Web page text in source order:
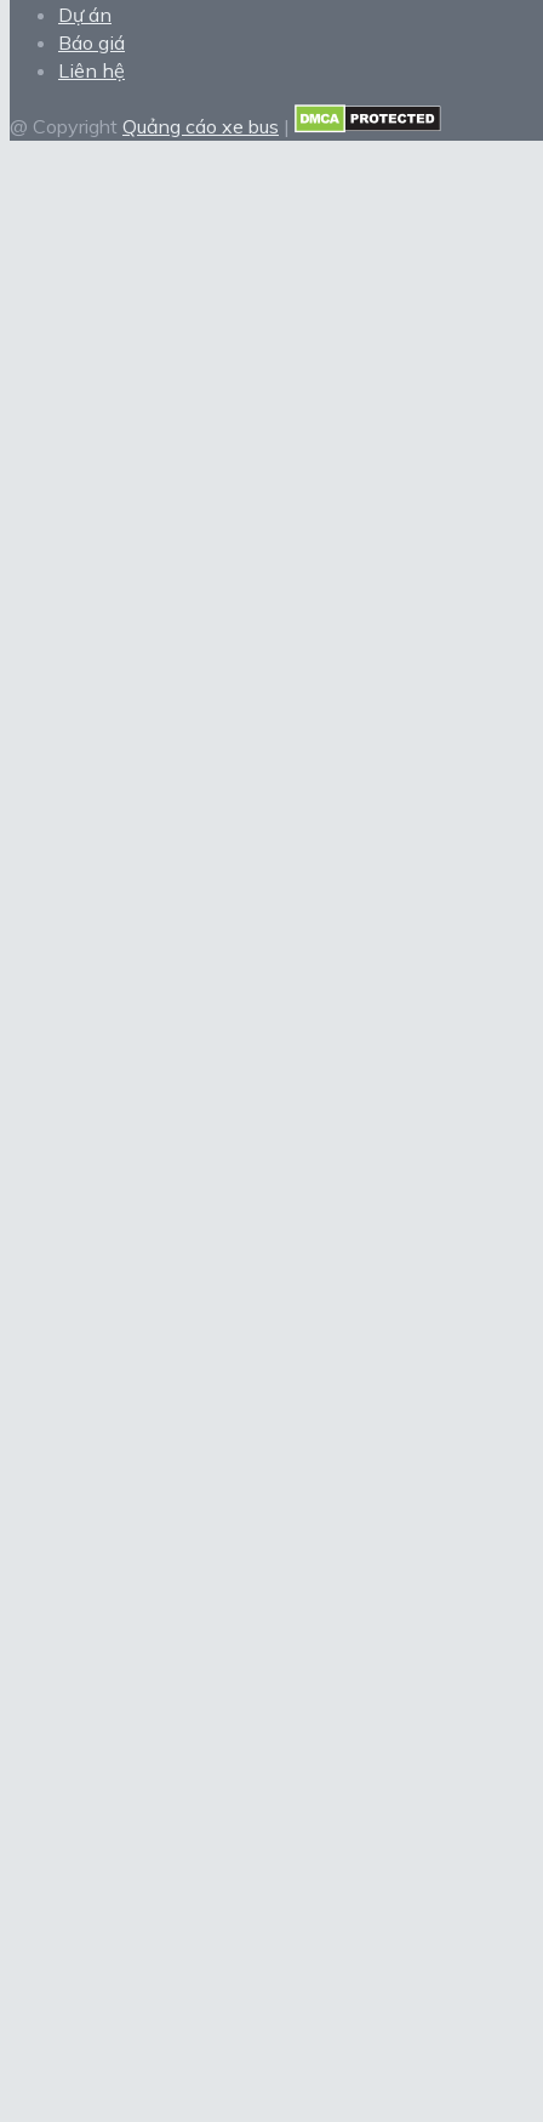
Dự án
Báo giá
Liên hệ
@ Copyright Quảng cáo xe bus |